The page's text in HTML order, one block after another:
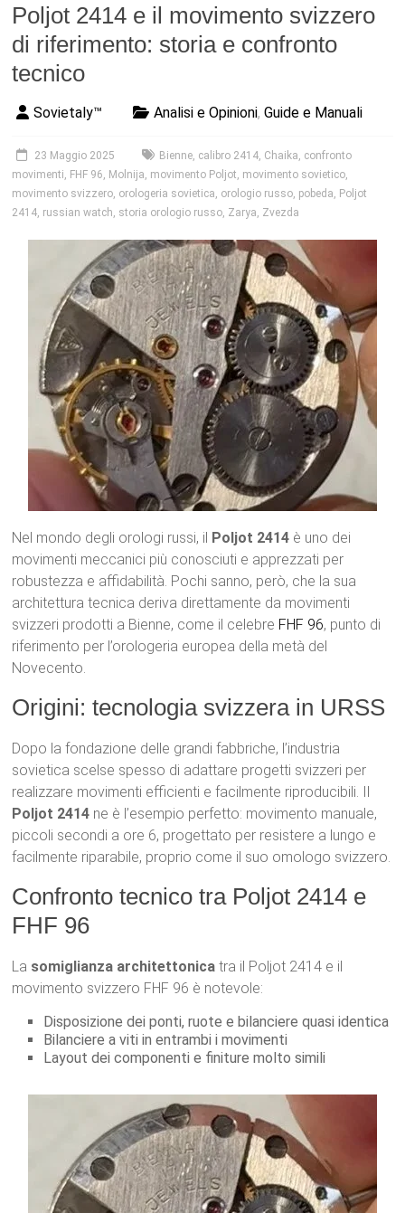
Poljot 2414 e il movimento svizzero
di riferimento: storia e confronto
tecnico
Sovietaly™ Analisi e Opinioni,Guide e Manuali
23 Maggio 2025 Bienne, calibro 2414, Chaika, confronto
movimenti, FHF 96, Molnija, movimento Poljot, movimento sovietico,
movimento svizzero, orologeria sovietica, orologio russo, pobeda, Poljot
2414, russian watch, storia orologio russo, Zarya, Zvezda
Nel mondo degli orologi russi, il Poljot 2414 è uno dei
movimenti meccanici più conosciuti e apprezzati per
robustezza e affidabilità. Pochi sanno, però, che la sua
architettura tecnica deriva direttamente da movimenti
svizzeri prodotti a Bienne, come il celebre FHF 96, punto di
riferimento per l’orologeria europea della metà del
Novecento.
Origini: tecnologia svizzera in URSS
Dopo la fondazione delle grandi fabbriche, l’industria
sovietica scelse spesso di adattare progetti svizzeri per
realizzare movimenti efficienti e facilmente riproducibili. Il
Poljot 2414 ne è l’esempio perfetto: movimento manuale,
piccoli secondi a ore 6, progettato per resistere a lungo e
facilmente riparabile, proprio come il suo omologo svizzero.
Confronto tecnico tra Poljot 2414 e
FHF 96
La somiglianza architettonica tra il Poljot 2414 e il
movimento svizzero FHF 96 è notevole:
Disposizione dei ponti, ruote e bilanciere quasi identica
Bilanciere a viti in entrambi i movimenti
Layout dei componenti e finiture molto simili